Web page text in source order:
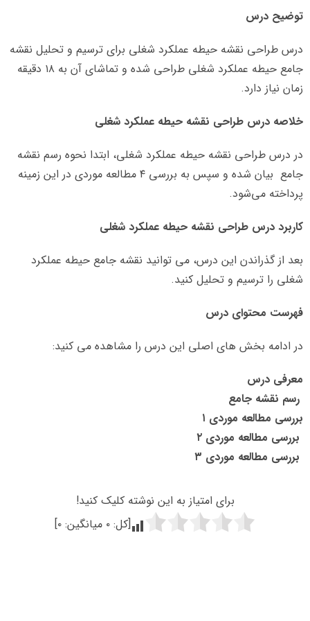
توضیح درس
درس طراحی نقشه حیطه عملکرد شغلی برای ترسیم و تحلیل نقشه
جامع حیطه عملکرد شغلی طراحی شده و تماشای آن به ۱۸ دقیقه
زمان نیاز دارد.
خلاصه درس طراحی نقشه حیطه عملکرد شغلی
در درس طراحی نقشه حیطه عملکرد شغلی، ابتدا نحوه رسم نقشه
جامع بیان شده و سپس به بررسی ۴ مطالعه موردی در این زمینه
پرداخته می‌شود.
کاربرد درس طراحی نقشه حیطه عملکرد شغلی
بعد از گذراندن این درس، می توانید نقشه جامع حیطه عملکرد
شغلی را ترسیم و تحلیل کنید.
فهرست محتوای درس
در ادامه بخش های اصلی این درس را مشاهده می کنید:
معرفی درس
رسم نقشه جامع
بررسی مطالعه موردی ۱
بررسی مطالعه موردی ۲
بررسی مطالعه موردی ۳
برای امتیاز به این نوشته کلیک کنید!
[کل: ۰ میانگین: ۰]